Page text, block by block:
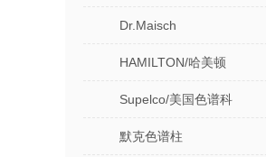
Dr.Maisch
HAMILTON/哈美顿
Supelco/美国色谱科
默克色谱柱